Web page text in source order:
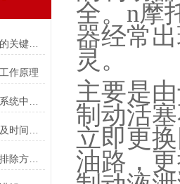
盘式制动器摩擦片：安全驾驶的关键组件
作原理
液压盘式制动器失灵的原因和排除方法介绍
全。 n摩
器经常
灵。
主要是
制动活
立即更
油路，